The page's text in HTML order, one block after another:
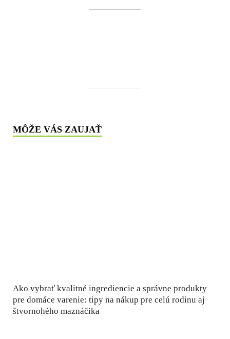
MÔŽE VÁS ZAUJAŤ
Ako vybrať kvalitné ingrediencie a správne produkty
pre domáce varenie: tipy na nákup pre celú rodinu aj
štvornohého maznáčika